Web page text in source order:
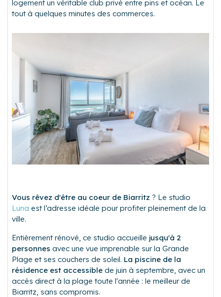
logement un véritable club privé entre pins et océan. Le
tout à quelques minutes des commerces.
Vous rêvez d'être au coeur de Biarritz ? Le studio
Luna est l’adresse idéale pour profiter pleinement de la
ville.
Entièrement rénové, ce studio accueille jusqu'à 2
personnes avec une vue imprenable sur la Grande
Plage et ses couchers de soleil. La piscine de la
résidence est accessible de juin à septembre, avec un
accès direct à la plage toute l'année : le meilleur de
Biarritz, sans compromis.